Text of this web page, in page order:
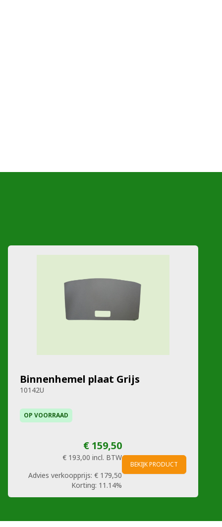
Binnenhemel plaat Grijs
10142U
OP VOORRAAD
€ 159,50
€ 193,00 incl. BTW
Advies verkoopprijs: € 179,50
Korting: 11.14%
BEKIJK PRODUCT